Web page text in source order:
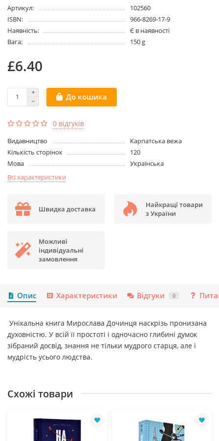
Артикул:
102560
ISBN:
966-8269-17-9
Наявність:
Є в наявності
Вага:
150 g
£6.40
До кошика
0 відгуків
Видавництво
Карпатська вежа
Кількість сторінок
120
Мова
Українська
Всі характеристики
Швидка доставка
Найкращі товари
з України
Можливі
індивідуальні
замовлення
Опис Характеристики Відгуки 0
Унікальна книга Мирослава Дочинця наскрізь пронизана
духовністю. У всій її простоті і одночасно глибині думок
зібраний досвід, знання не тільки мудрого старця, але і
мудрість усього людства.
Схожі товари